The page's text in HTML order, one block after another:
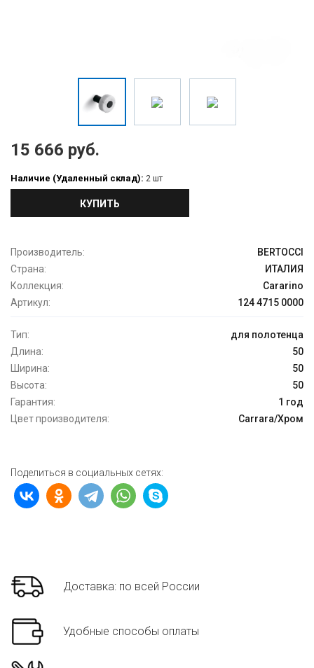
15 666 руб.
Наличие (Удаленный склад): 2 шт
КУПИТЬ
Производитель:
BERTOCCI
Страна:
ИТАЛИЯ
Коллекция:
Cararino
Артикул:
124 4715 0000
Тип:
для полотенца
Длина:
50
Ширина:
50
Высота:
50
Гарантия:
1 год
Цвет производителя:
Carrara/Хром
Поделиться в социальных сетях:
Доставка: по всей России
Удобные способы оплаты